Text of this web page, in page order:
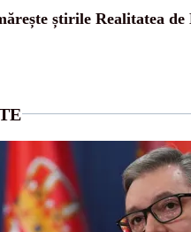
știrile Realitatea de